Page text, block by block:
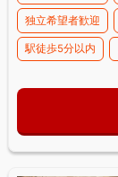
独立希望者歓迎
駅徒歩5分以内